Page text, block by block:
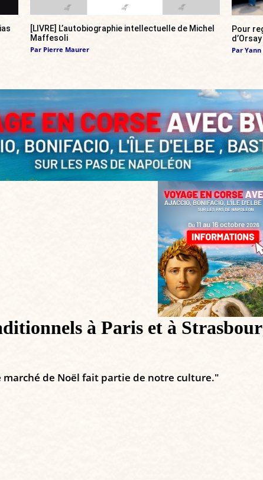
[LIVRE] L’autobiographie intellectuelle de Michel
Maffesoli
Par Pierre Maurer
Pour
Par
à Paris et à
marché de Noël fait partie de notre culture."